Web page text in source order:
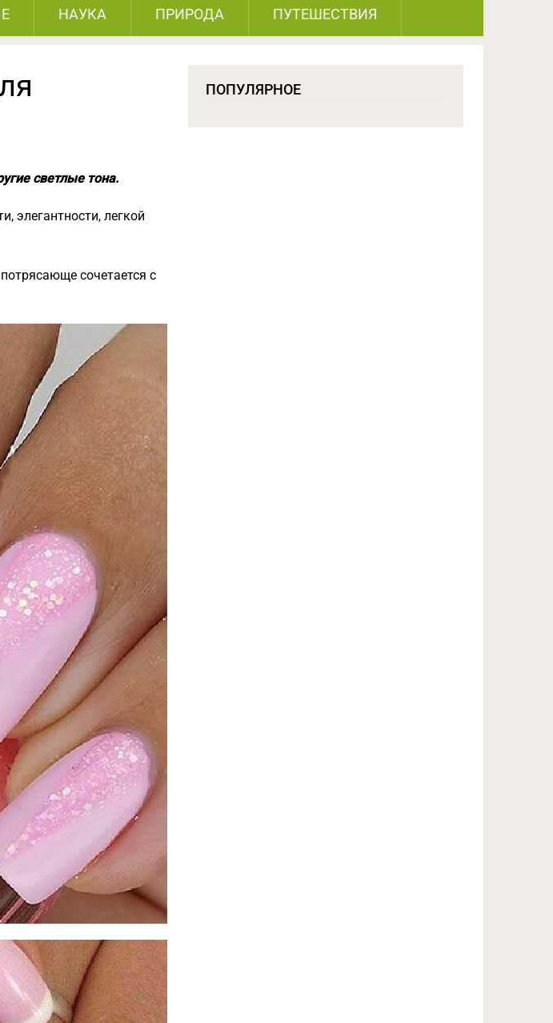
НАУКА ПРИРОДА ПУТЕШЕСТВИЯ
светлые тона.
элегантности, легкой
сочетается с
ПОПУЛЯРНОЕ